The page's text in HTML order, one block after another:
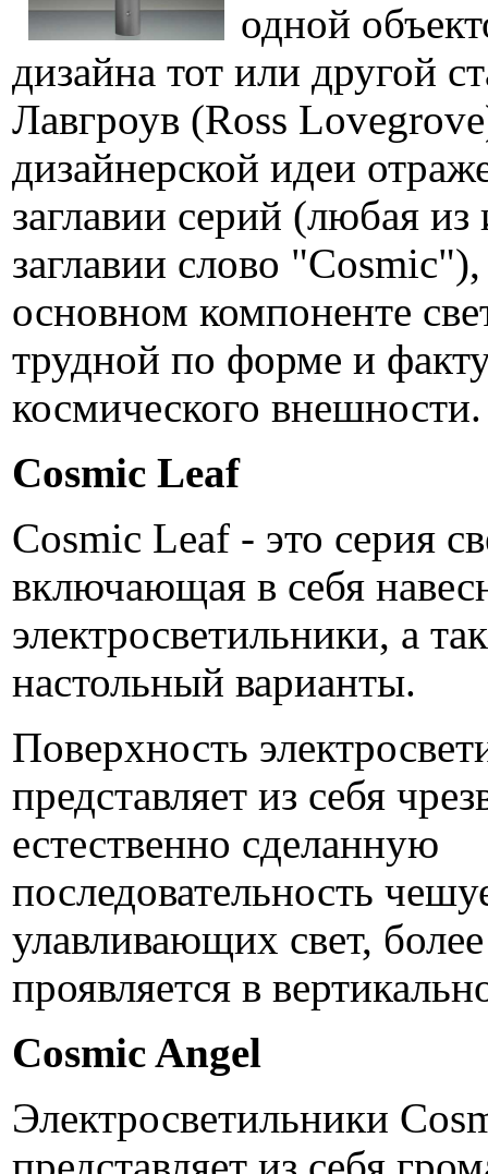
одной
дизайна тот или другой
Лавгроув (Ross
дизайнерской идеи
заглавии серий (любая из
заглавии слово
основном компоненте
трудной по форме и
космического внешности.
Cosmic Leaf
Cosmic Leaf - это серия
включающая в себя
электросветильники, а
настольный варианты.
Поверхность
представляет из себя
естественно сделанную
последовательность
улавливающих свет,
проявляется в
Cosmic Angel
Электросветильники